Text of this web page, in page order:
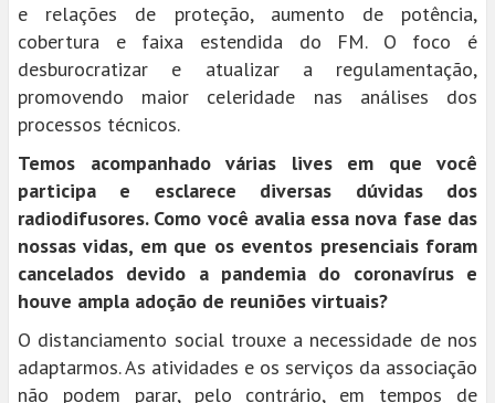
e relações de proteção, aumento de potência,
cobertura e faixa estendida do FM. O foco é
desburocratizar e atualizar a regulamentação,
promovendo maior celeridade nas análises dos
processos técnicos.
Temos acompanhado várias lives em que você
participa e esclarece diversas dúvidas dos
radiodifusores. Como você avalia essa nova fase das
nossas vidas, em que os eventos presenciais foram
cancelados devido a pandemia do coronavírus e
houve ampla adoção de reuniões virtuais?
O distanciamento social trouxe a necessidade de nos
adaptarmos. As atividades e os serviços da associação
não podem parar, pelo contrário, em tempos de